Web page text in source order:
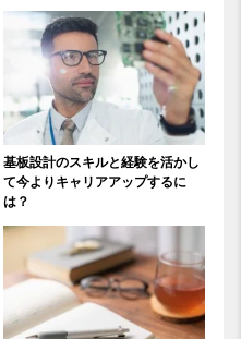
基板設計のスキルと経験を活かし
て今よりキャリアアップするに
は？